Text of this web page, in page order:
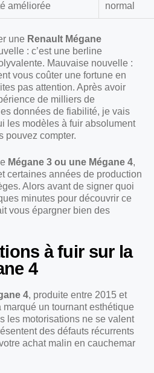
améliorée
normal
une Renault Mégane
: c’est une berline
Mauvaise nouvelle :
vous coûter une fortune en
pas attention. Après avoir
de milliers de
données de fiabilité, je vais
les modèles à fuir absolument
pouvez compter.
Mégane 3 ou une Mégane 4,
certaines années de production
Alors avant de signer quoi
minutes pour découvrir ce
vous épargner bien des
à fuir sur la
4
4, produite entre 2015 et
un tournant esthétique
les motorisations ne se valent
des défauts récurrents
achat malin en cauchemar